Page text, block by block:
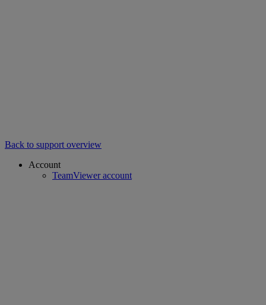
Back to support overview
Account
TeamViewer account